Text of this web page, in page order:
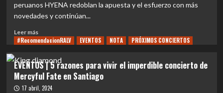
comercial
de
peruanos HYENA redoblan la apuesta y el esfuerzo con más
novedades y continúan...
Leer másLeer
más
MUNDO
|
HYENA
lleva
#RecomendacionRALV EVENTOS NOTA PRÓXIMOS CONCIERTOS
EVENTOS | 5 razones para vivir el imperdible concierto de
Mercyful Fate en Santiago
17 abril, 2024